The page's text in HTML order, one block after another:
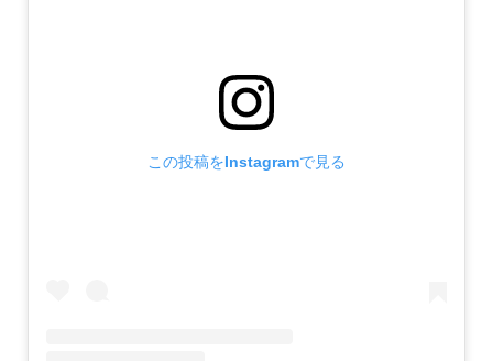
この投稿をInstagramで見る